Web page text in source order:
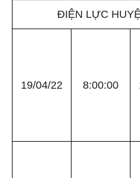
ĐIỆN LỰC
19/04/22 8:00:00